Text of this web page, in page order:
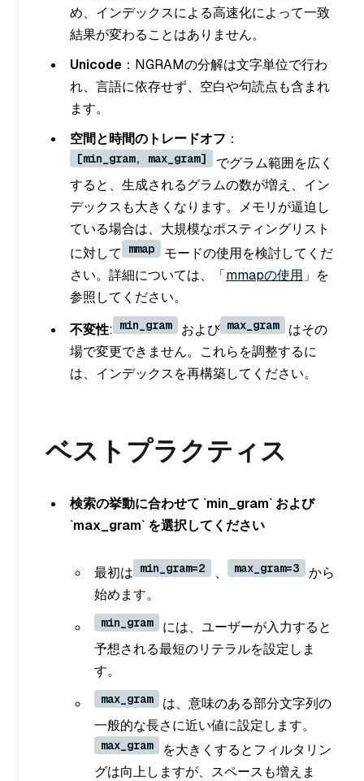
め、インデックスによる高速化によって一致
結果が変わることはありません。
Unicode ：NGRAMの分解は文字単位で行わ
れ、言語に依存せず、空白や句読点も含まれ
ます。
空間と時間のトレードオフ ：
[min_gram, max_gram]
でグラム範囲を広く
すると、生成されるグラムの数が増え、イン
デックスも大きくなります。メモリが逼迫し
ている場合は、大規模なポスティングリスト
に対して
mmap
モードの使用を検討してくだ
さい。詳細については、「mmapの使用 」を
参照してください。
不変性: min_gram および max_gram
はその
場で変更できません。これらを調整するに
は、インデックスを再構築してください。
ベストプラクティス
検索の挙動に合わせて `min_gram` および
`max_gram` を選択してください
最初は min_gram=2 、 max_gram=3
から
始めます。
min_gram
には、ユーザーが入力すると
予想される最短のリテラルを設定しま
す。
max_gram
は、意味のある部分文字列の
一般的な長さに近い値に設定します。
max_gram
を大きくするとフィルタリン
グは向上しますが、スペースも増えま